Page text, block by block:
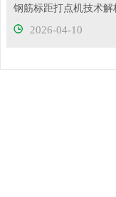
钢筋标距打点机技术解
2026-04-10